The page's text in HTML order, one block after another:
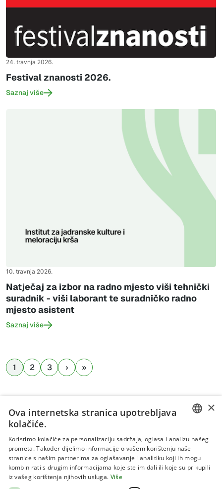
24. travnja 2026.
Festival znanosti 2026.
Saznaj više
10. travnja 2026.
Natječaj za izbor na radno mjesto viši tehnički
suradnik - viši laborant te suradničko radno
mjesto asistent
Saznaj više
1 2 3
Uvjeti korištenja
ENGLISH
×
Ova internetska stranica upotrebljava
kolačiće.
Koristimo kolačiće za personalizaciju sadržaja, oglasa i analizu našeg
prometa. Također dijelimo informacije o vašem korištenju naše
stranice s našim partnerima za oglašavanje i analitiku koji ih mogu
kombinirati s drugim informacijama koje ste im dali ili koje su prikupili
iz vašeg korištenja njihovih usluga. Više